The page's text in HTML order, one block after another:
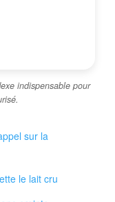
indispensable pour
sur la
le lait cru